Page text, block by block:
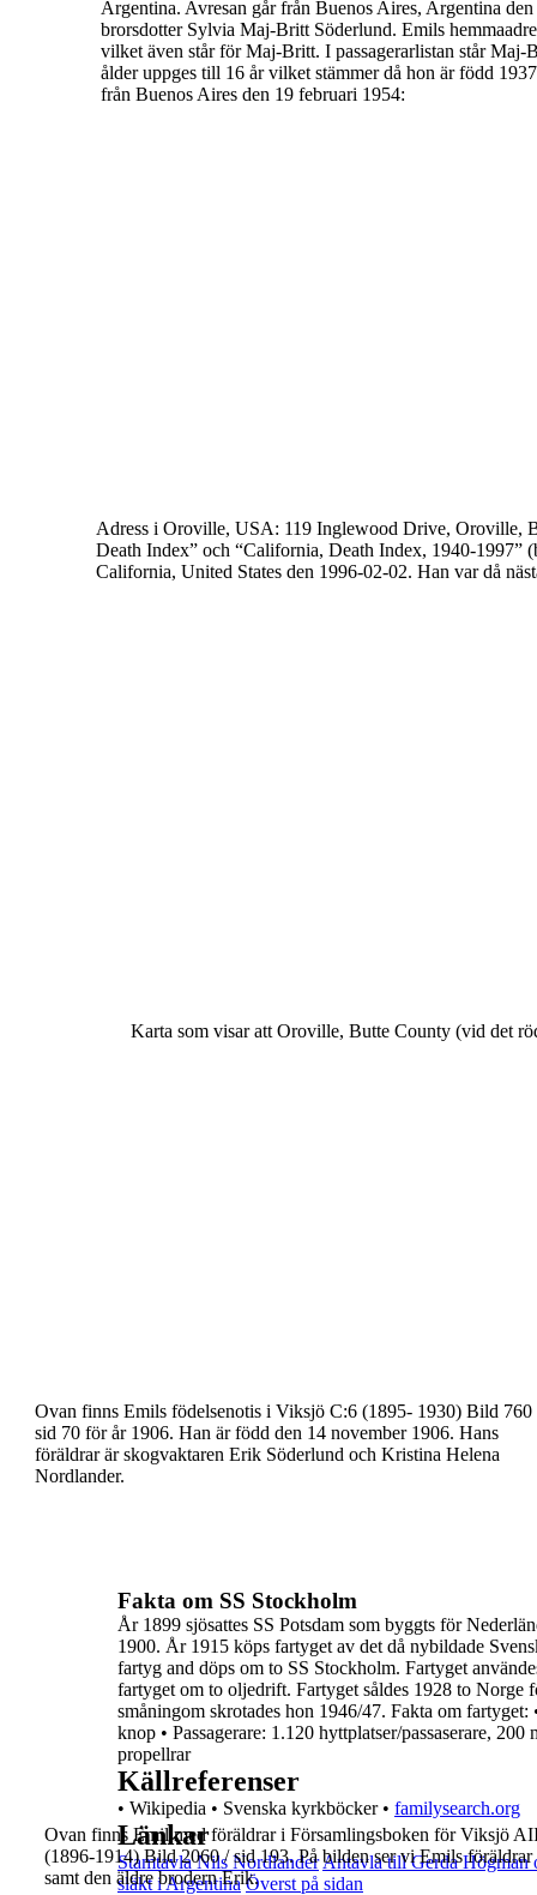
Argentina. Avresan går från Buenos Aires, Argentina
brorsdotter Sylvia Maj-Britt Söderlund. Emils
vilket även står för Maj-Britt. I passagerarlistan står
ålder uppges till 16 år vilket stämmerdå hon är född
från Buenos Aires den 19 februari 1954:
Adress i Oroville, USA: 119 Inglewood Drive, Oroville,
Death Index” och “California, Death Index, 1940-1997”
California, United States den 1996-02-02. Han var då
Karta som visar att Oroville, Butte County (vid det
Fakta om SS Stockholm
År 1899 sjösattes SS Potsdam som byggts för
1900. År 1915 köps fartyget av det då nybildade
fartyg and döps om to SS Stockholm. Fartyget
fartyget om to oljedrift. Fartyget såldes 1928 to Norge
småningom skrotades hon 1946/47. Fakta om fartyget:
knop • Passagerare: 1.120 hyttplatser/passaserare, 200
propellrar
Källreferenser
• Wikipedia • Svenska kyrkböcker • familysearch.org
Länkar
Stamtavla Nils Nordlander Antavla till Gerda Högman
släkt i Argentina Överst på sidan
Ovan finns Emils födelsenotis i Viksjö C:6 (1895- 1930) Bild 760
sid 70 för år 1906. Han är född den 14 november 1906. Hans
föräldrar är skogvaktaren Erik Söderlund och Kristina Helena
Nordlander.
Ovan finns Emil med föräldrar i Församlingsboken för Viksjö
(1896-1914) Bild 2060 / sid 193. Påbilden ser vi Emils föräldrar
samt den äldre brodernErik.